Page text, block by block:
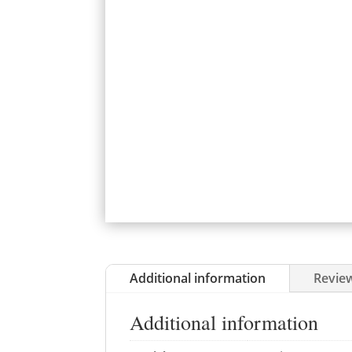
Additional information
Additional information